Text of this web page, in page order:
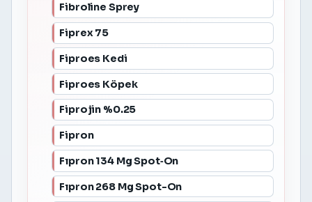
Fibroline Sprey
Fiprex 75
Fiproes Kedi
Fiproes Köpek
Fiprojin %0.25
Fipron
Fıpron 134 Mg Spot‐On
Fıpron 268 Mg Spot-On